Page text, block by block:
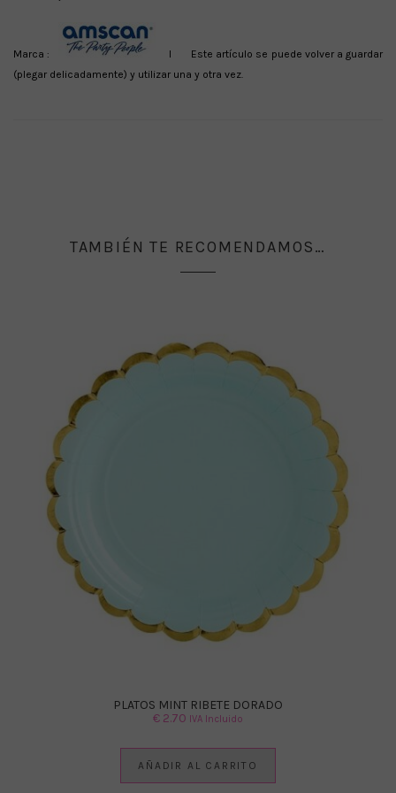
Marca :
I Este artículo se puede volver a guardar
(plegar delicadamente) y utilizar una y otra vez.
TAMBIÉN TE RECOMENDAMOS…
PLATOS MINT RIBETE DORADO
€ 2.70 IVA Incluido
AÑADIR AL CARRITO